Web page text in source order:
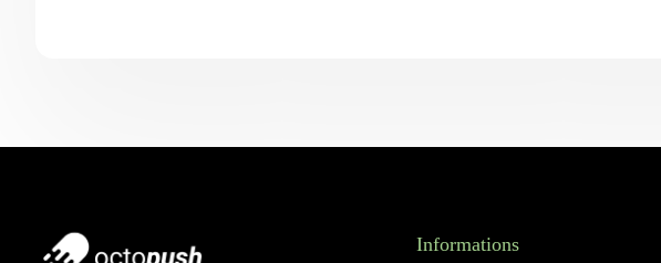
Informations